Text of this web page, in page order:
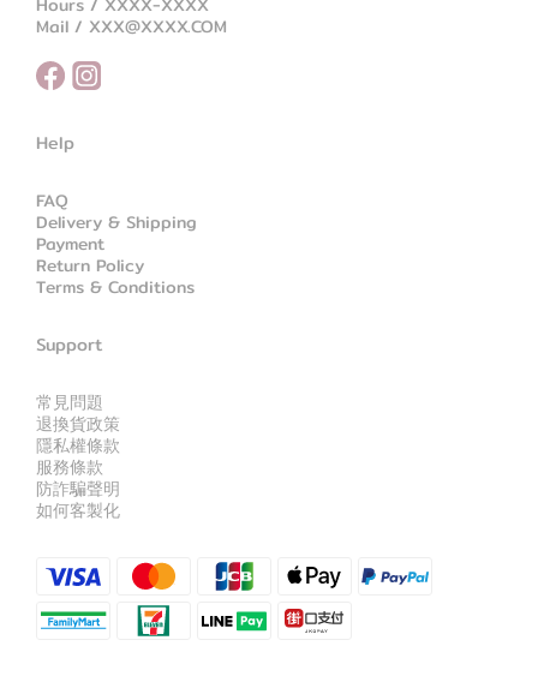
Mail / XXX@XXXX.COM
Help
FAQ
Delivery & Shipping
Payment
Return Policy
Terms & Conditions
Support
常見問題
退換貨政策
隱私權條款
服務條款
防詐騙聲明
如何客製化